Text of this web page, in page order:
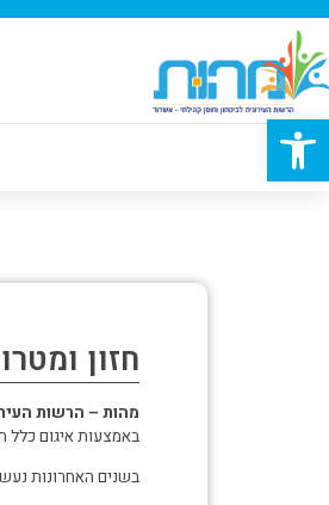
פתח סרגל נגישות
חזון
מהות – הרשות
באמצעות איגום כלל
בשנים האחרונות